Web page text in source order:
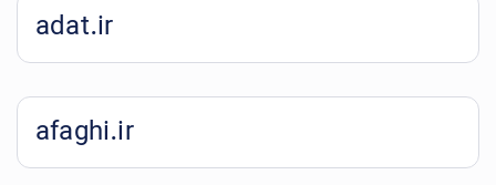
adat.ir
afaghi.ir